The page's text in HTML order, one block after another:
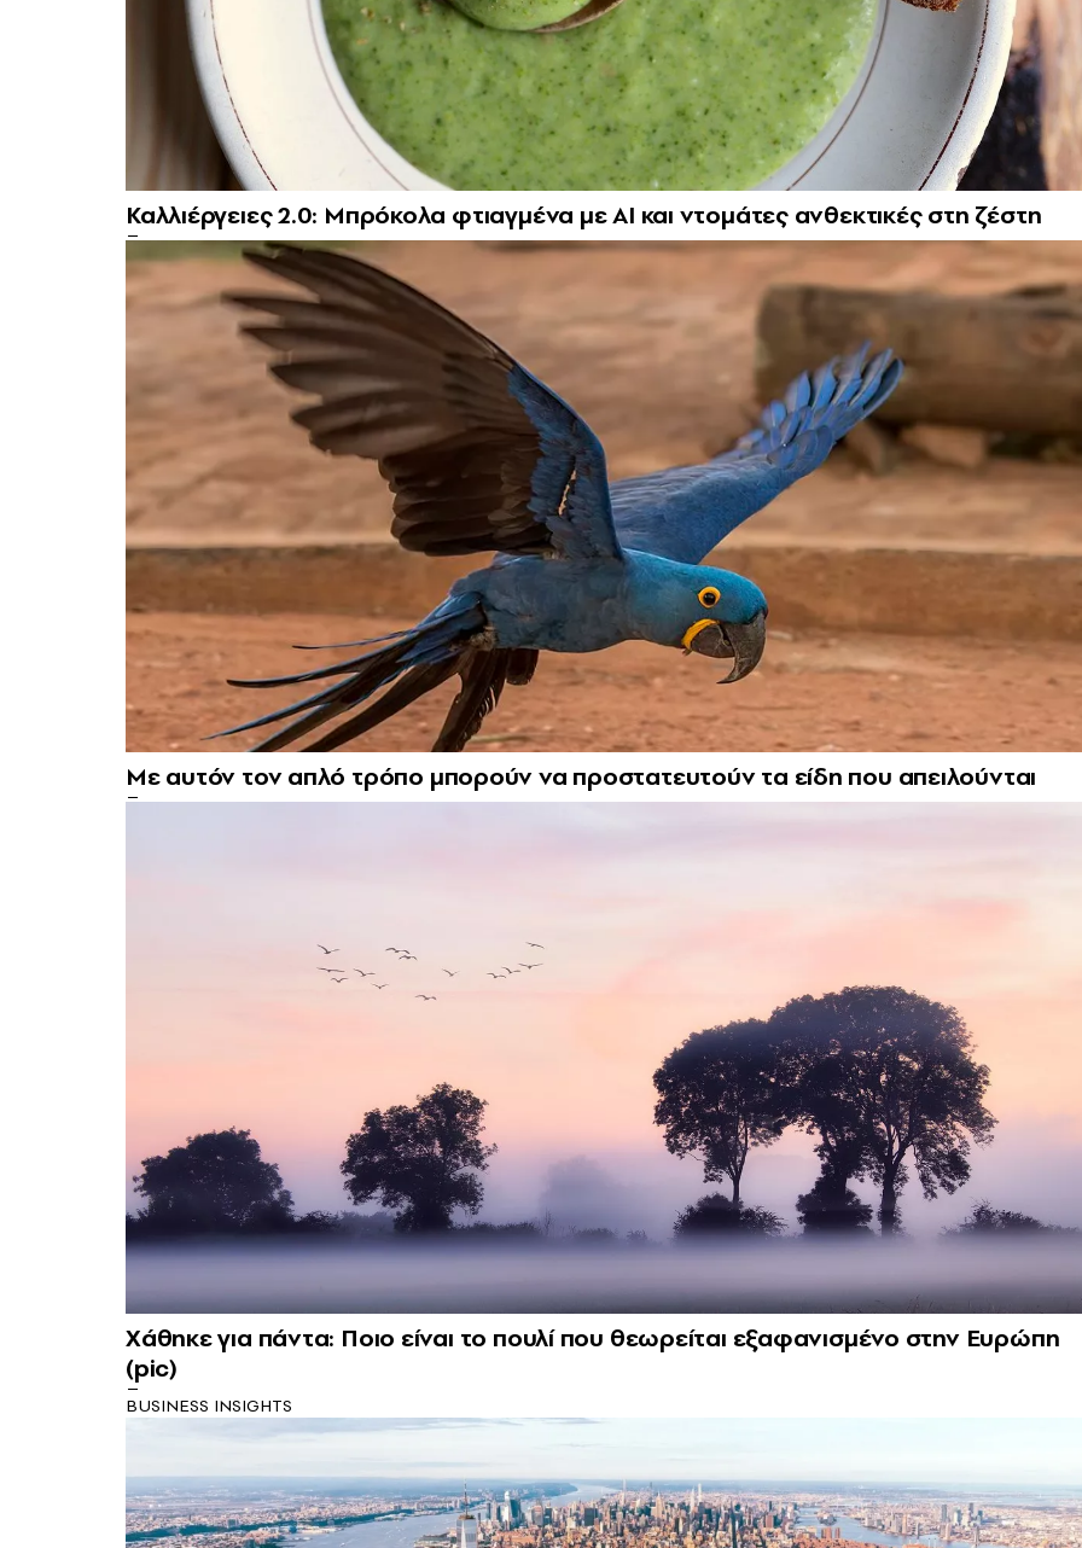
Καλλιέργειες 2.0: Μπρόκολα φτιαγμένα με ΑΙ και ντομάτες ανθεκτικές στη ζέστη
Με αυτόν τον απλό τρόπο μπορούν να προστατευτούν τα είδη που απειλούνται
Χάθηκε για πάντα: Ποιο είναι το πουλί που θεωρείται εξαφανισμένο στην Ευρώπη
(pic)
BUSINESS INSIGHTS